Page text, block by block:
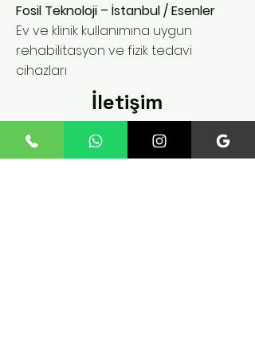
Fosil Teknoloji – İstanbul / Esenler
Ev ve klinik kullanımına uygun
rehabilitasyon ve fizik tedavi
cihazları
İletişim
Fatih Mah. 235 Sk. No:12